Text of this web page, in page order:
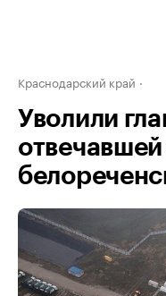
Краснодарский край
Уволили
отвечавшей